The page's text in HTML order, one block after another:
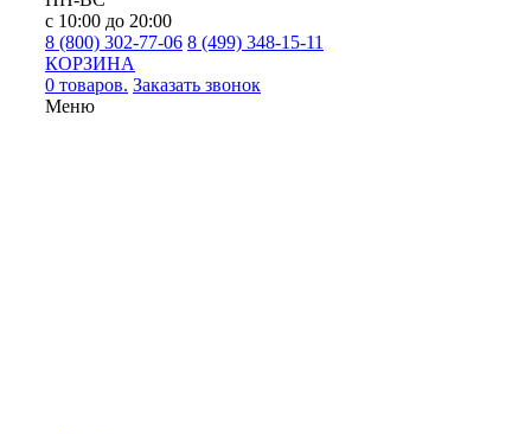
с 10:00 до 20:00
8 (800) 302-77-06 8 (499) 348-15-11
КОРЗИНА
0 товаров. Заказать звонок
Меню